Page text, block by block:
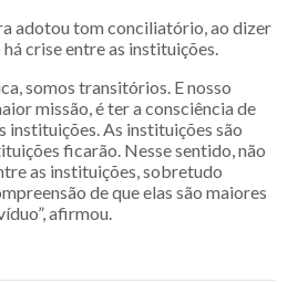
adotou tom conciliatório, ao dizer
crise entre as instituições.
somos transitórios. E nosso
missão, é ter a consciência de
instituições. As instituições são
ficarão. Nesse sentido, não
as instituições, sobretudo
de que elas são maiores
afirmou.